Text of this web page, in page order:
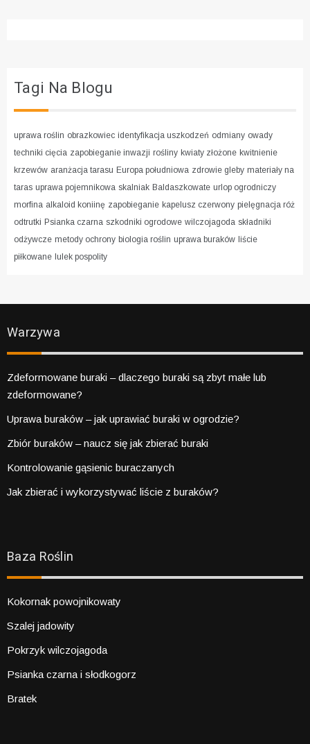
Tagi Na Blogu
uprawa roślin obrazkowiec identyfikacja uszkodzeń odmiany owady
techniki cięcia zapobieganie inwazji rośliny kwiaty złożone kwitnienie
krzewów aranżacja tarasu Europa południowa zdrowie gleby materiały na
taras uprawa pojemnikowa skalniak Baldaszkowate urlop ogrodniczy
morfina alkaloid koniinę zapobieganie kapelusz czerwony pielęgnacja róż
odtrutki Psianka czarna szkodniki ogrodowe wilczojagoda składniki
odżywcze metody ochrony biologia roślin uprawa buraków liście
piłkowane lulek pospolity
Warzywa
Zdeformowane buraki – dlaczego buraki są zbyt małe lub
zdeformowane?
Uprawa buraków – jak uprawiać buraki w ogrodzie?
Zbiór buraków – naucz się jak zbierać buraki
Kontrolowanie gąsienic buraczanych
Jak zbierać i wykorzystywać liście z buraków?
Baza Roślin
Kokornak powojnikowaty
Szalej jadowity
Pokrzyk wilczojagoda
Psianka czarna i słodkogorz
Bratek